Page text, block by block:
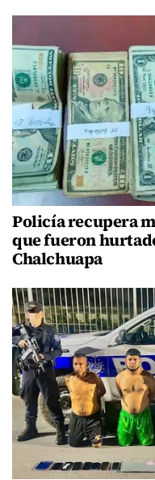
Policía recupera
que fueron
Chalchuapa